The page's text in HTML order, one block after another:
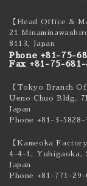
【Head Office &
21
8113, Japan
Phone +81-75-
Fax +81-75-681-
【Tokyo Branch
Ueno Chuo Bldg.
Japan
Phone +81-3-5828-
【Kameoka Factory
4-4-1, Yuhigaoka,
Japan
Phone +81-771-29-